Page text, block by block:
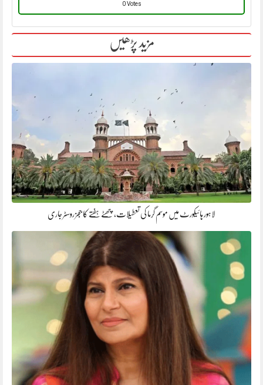
0 Votes
مزید پڑھیں
لاہور ہائیکورٹ میں موسم گرما کی تعطیلات، چھٹے ہفتے کا ججز روسٹر جاری